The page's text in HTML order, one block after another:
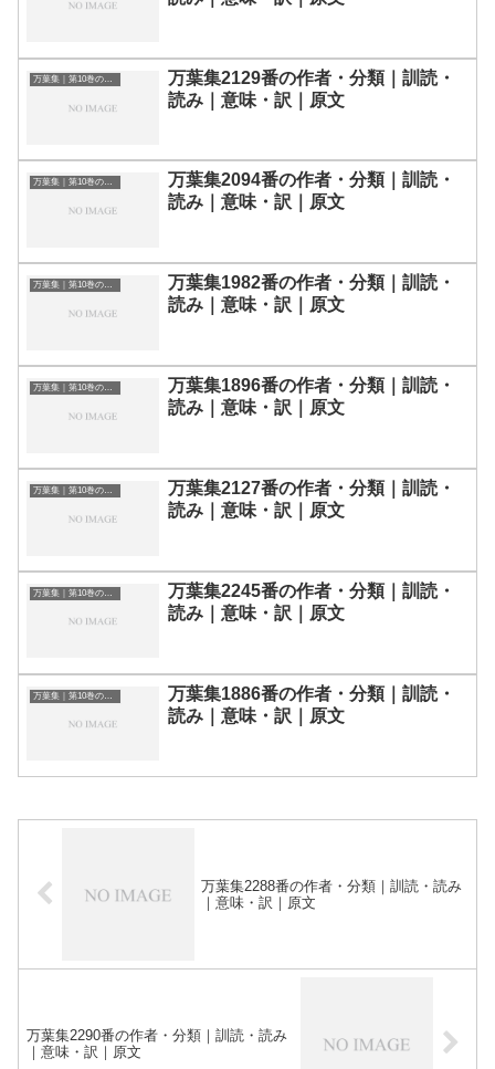
万葉集｜第10巻の和歌一覧
万葉集2129番の作者・分類｜訓読・
読み｜意味・訳｜原文
万葉集｜第10巻の和歌一覧
万葉集2094番の作者・分類｜訓読・
読み｜意味・訳｜原文
万葉集｜第10巻の和歌一覧
万葉集1982番の作者・分類｜訓読・
読み｜意味・訳｜原文
万葉集｜第10巻の和歌一覧
万葉集1896番の作者・分類｜訓読・
読み｜意味・訳｜原文
万葉集｜第10巻の和歌一覧
万葉集2127番の作者・分類｜訓読・
読み｜意味・訳｜原文
万葉集｜第10巻の和歌一覧
万葉集2245番の作者・分類｜訓読・
読み｜意味・訳｜原文
万葉集｜第10巻の和歌一覧
万葉集1886番の作者・分類｜訓読・
読み｜意味・訳｜原文
万葉集2288番の作者・分類｜訓読・読み
｜意味・訳｜原文
万葉集2290番の作者・分類｜訓読・読み
｜意味・訳｜原文